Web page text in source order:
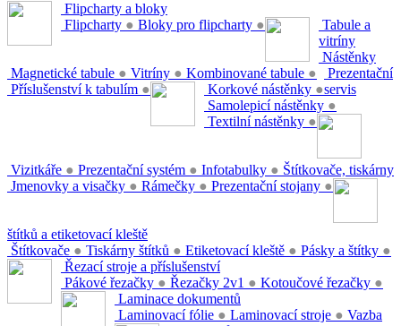
Flipcharty a bloky
Flipcharty ● Bloky pro flipcharty ●
Tabule a
vitríny
Magnetické tabule ● Vitríny ● Kombinované tabule ●
Příslušenství k tabulím ●
Nástěnky
Korkové nástěnky ●
Samolepicí nástěnky ●
Textilní nástěnky ●
Prezentační
servis
Vizitkáře ● Prezentační systém ● Infotabulky ●
Jmenovky a visačky ● Rámečky ● Prezentační stojany ●
Štítkovače, tiskárny
štítků a etiketovací kleště
Štítkovače ● Tiskárny štítků ● Etiketovací kleště ● Pásky a štítky ●
Řezací stroje a příslušenství
Pákové řezačky ● Řezačky 2v1 ● Kotoučové řezačky ●
Laminace dokumentů
Laminovací fólie ● Laminovací stroje ● Vazba